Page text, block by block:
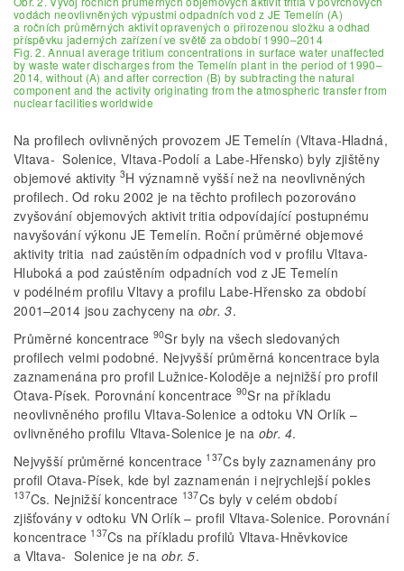
vodách neovlivněných výpustmi odpadních vod z JE Temelín (A)
a ročních průměrných aktivit opravených o přirozenou složku a odhad
příspěvku jaderných zařízení ve světě za období 1990–2014
Fig. 2. Annual average tritium concentrations in surface water unaffected
by waste water discharges from the Temelín plant in the period of 1990–
2014, without (A) and after correction (B) by subtracting the natural
component and the activity originating from the atmospheric transfer from
nuclear facilities worldwide
Na profilech ovlivněných provozem JE Temelín (Vltava-Hladná,
Vltava- Solenice, Vltava-Podolí a Labe-Hřensko) byly zjištěny
objemové aktivity3H významně vyšší než na neovlivněných
profilech. Od roku 2002 je na těchto profilech pozorováno
zvyšování objemových aktivit tritia odpovídající postupnému
navyšování výkonu JE Temelín. Roční průměrné objemové
aktivity tritia nad zaústěním odpadních vod v profilu Vltava-
Hluboká a pod zaústěním odpadních vod z JE Temelín
v podélném profilu Vltavy a profilu Labe-Hřensko za období
2001–2014 jsou zachyceny na obr. 3.
Průměrné koncentrace 90Sr byly na všech sledovaných
profilech velmi podobné. Nejvyšší průměrná koncentrace byla
zaznamenána pro profil Lužnice-Koloděje a nejnižší pro profil
Otava-Písek. Porovnání koncentrace 90Sr na příkladu
neovlivněného profilu Vltava-Solenice a odtoku VN Orlík –
ovlivněného profilu Vltava-Solenice je na obr. 4.
Nejvyšší průměrné koncentrace 137Cs byly zaznamenány pro
profil Otava-Písek, kde byl zaznamenán i nejrychlejší pokles
137Cs. Nejnižší koncentrace 137Cs byly v celém období
zjišťovány v odtoku VN Orlík – profil Vltava-Solenice. Porovnání
koncentrace 137Cs na příkladu profilů Vltava-Hněvkovice
a Vltava- Solenice je na obr. 5.